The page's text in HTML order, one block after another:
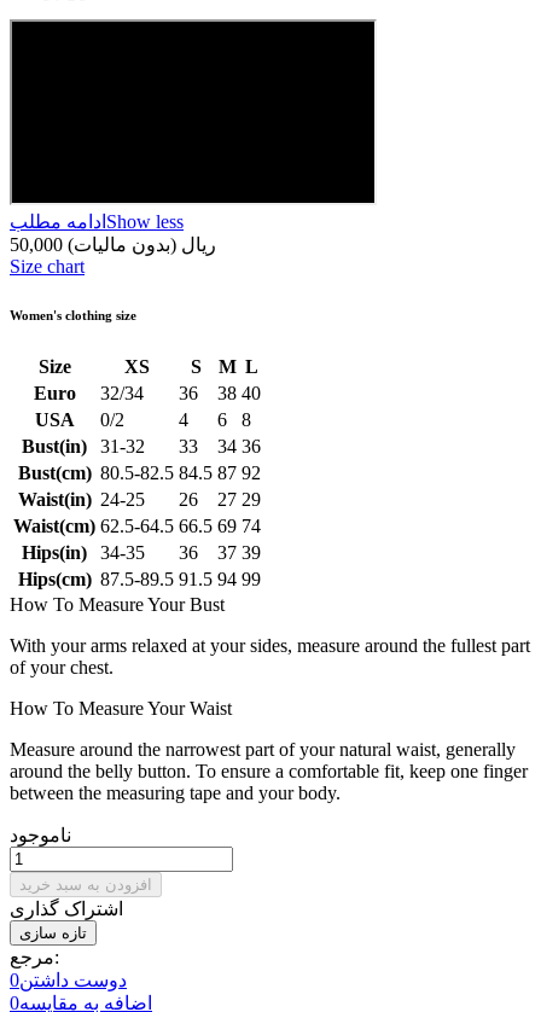
ادامه مطلب Show less
50,000 ریال (بدون مالیات)
Size chart
Women's clothing size
Size XS S M L
Euro
32/34 36 38 40
USA
0/2 4 6
8
Bust(in)
31-32 33 34 36
Bust(cm) 80.5-82.5 84.5 87 92
Waist(in) 24-25 26 27 29
Waist(cm) 62.5-64.5 66.5 69 74
Hips(in)
34-35 36 37 39
Hips(cm) 87.5-89.5 91.5 94 99
How To Measure Your Bust
With your arms relaxed at your sides, measure around the fullest part
of your chest.
How To Measure Your Waist
Measure around the narrowest part of your natural waist, generally
around the belly button. To ensure a comfortable fit, keep one finger
between the measuring tape and your body.
ناموجود
افزودن به سبد خرید
اشتراک گذاری
مرجع:
دوست داشتن0
اضافه به مقایسه0